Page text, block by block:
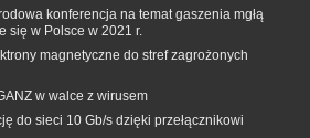
konferencja na temat gaszenia mgłą
się w Polsce w 2021 r.
magnetyczne do stref zagrożonych
w walce z wirusem
do sieci 10 Gb/s dzięki przełącznikowi